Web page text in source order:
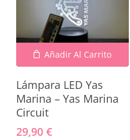
Añadir Al Carrito
Lámpara LED Yas
Marina – Yas Marina
Circuit
29,90 €